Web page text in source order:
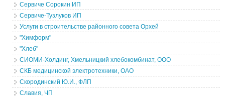
Сервиче Сорокин ИП
Сервиче-Тузлуков ИП
Услуги в строительстве районного совета Орхей
"Химформ"
"Хлеб"
СИОМИ-Холдинг, Хмельницкий хлебокомбинат, ООО
СКБ медицинской электротехники, ОАО
Скородинский Ю.И., ФЛП
Славия, ЧП